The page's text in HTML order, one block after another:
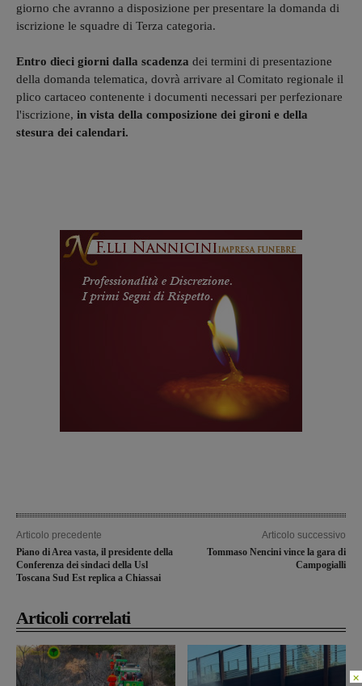
giorno che avranno a disposizione per presentare la domanda di
iscrizione le squadre di Terza categoria.
Entro dieci giorni dalla scadenza dei termini di presentazione
della domanda telematica, dovrà arrivare al Comitato regionale il
plico cartaceo contenente i documenti necessari per perfezionare
l'iscrizione, in vista della composizione dei gironi e della
stesura dei calendari.
Articolo precedente
Piano di Area vasta, il presidente della
Conferenza dei sindaci della Usl
Toscana Sud Est replica a Chiassai
Articolo successivo
Tommaso Nencini vince la gara di
Campogialli
Articoli correlati
×